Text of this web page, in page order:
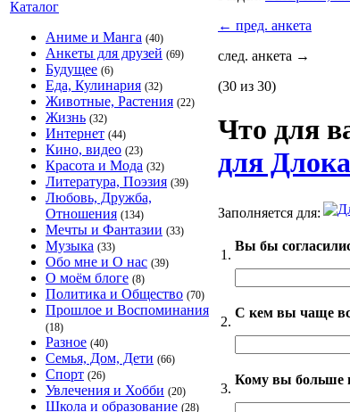
Каталог
Аниме и Манга (40)
Анкеты для друзей (69)
Будущее (6)
Еда, Кулинария (32)
Животные, Растения (22)
Жизнь (32)
Интернет (44)
Кино, видео (23)
Красота и Мода (32)
Литература, Поэзия (39)
Любовь, Дружба,
Отношения (134)
Мечты и Фантазии (33)
Музыка (33)
Обо мне и О нас (39)
О моём блоге (8)
Политика и Общество (70)
Прошлое и Воспоминания
(18)
Разное (40)
Семья, Дом, Дети (66)
Спорт (26)
Увлечения и Хобби (20)
Школа и образование (28)
← пред. анкета
след. анкета →
(30 из 30)
Что для
для
Заполняется для:
1.
Вы бы
2.
С кем вы чаще
3.
Кому вы больше